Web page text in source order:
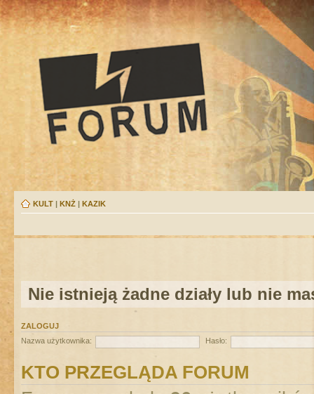
KULT | KNŻ | KAZIK
Nie istnieją żadne działy lub nie
ZALOGUJ
Nazwa użytkownika:
Hasło:
KTO PRZEGLĄDA FORUM